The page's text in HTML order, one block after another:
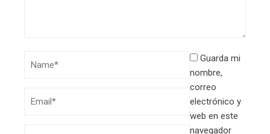
Guarda mi
nombre,
correo
electrónico y
web en este
navegador